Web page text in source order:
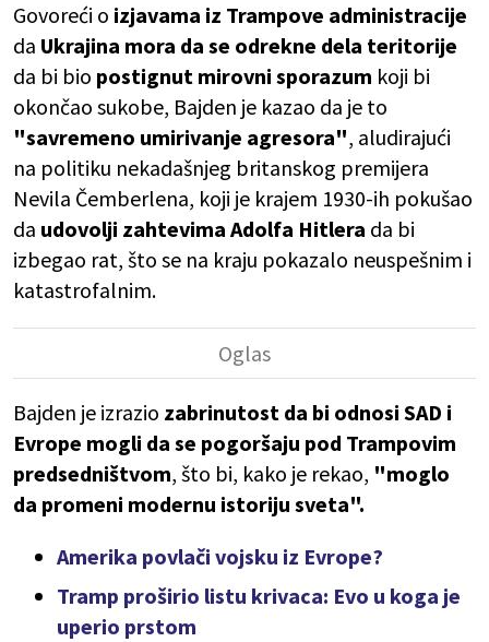
Govoreći o izjavama iz Trampove administracije
da Ukrajina mora da se odrekne dela teritorije
da bi bio postignut mirovni sporazum koji bi
okončao sukobe, Bajden je kazao da je to
"savremeno umirivanje agresora", aludirajući
na politiku nekadašnjeg britanskog premijera
Nevila Čemberlena, koji je krajem 1930-ih pokušao
da udovolji zahtevima Adolfa Hitlera da bi
izbegao rat, što se na kraju pokazalo neuspešnim i
katastrofalnim.
Bajden je izrazio zabrinutost da bi odnosi SAD i
Evrope mogli da se pogoršaju pod Trampovim
predsedništvom, što bi, kako je rekao, "moglo
da promeni modernu istoriju sveta".
Amerika povlači vojsku iz Evrope?
Tramp proširio listu krivaca: Evo u koga je
uperio prstom